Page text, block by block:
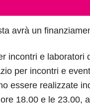
avrà un
incontri e laboratori
per incontri e
essere realizzate
18.00 e le 23.00,